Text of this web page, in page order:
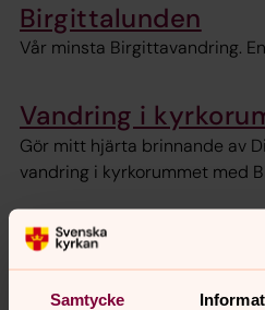
Samtycke
Birgittalunden
Vår minsta Birgittavandring.
Vandring i
Gör mitt hjärta brinnande av
vandring i kyrkorummet med
Ingegerdsleden
Med hjälp av guideboken
leden, Storkyrkan i